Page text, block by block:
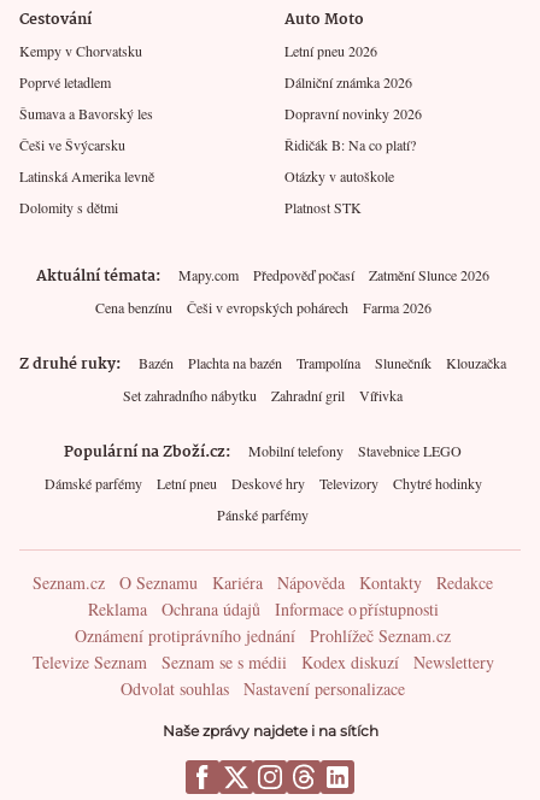
Cestování
Kempy v Chorvatsku
Poprvé letadlem
Šumava a Bavorský les
Češi ve Švýcarsku
Latinská Amerika levně
Dolomity s dětmi
Auto Moto
Letní pneu 2026
Dálniční známka 2026
Dopravní novinky 2026
Řidičák B: Na co platí?
Otázky v autoškole
Platnost STK
Aktuální témata Mapy.com Předpověď počasí
Zatmění Slunce 2026
Cena benzínu
Češi v evropských pohárech Farma 2026
Z druhé ruky Bazén Plachta na bazén Trampolína Slunečník
Klouzačka
Set zahradního nábytku
Zahradní gril Vířivka
Populární na Zboží.cz Mobilní telefony
Stavebnice LEGO
Dámské parfémy
Letní pneu Deskové hry Televizory
Chytré hodinky
Pánské parfémy
Seznam.cz O Seznamu Kariéra Nápověda Kontakty
Redakce
Reklama
Ochrana údajů
Informace o přístupnosti
Oznámení protiprávního jednání
Prohlížeč Seznam.cz
Televize Seznam
Seznam se s médii Kodex diskuzí
Newslettery
Odvolat souhlas
Nastavení personalizace
Naše zprávy najdete i na sítích